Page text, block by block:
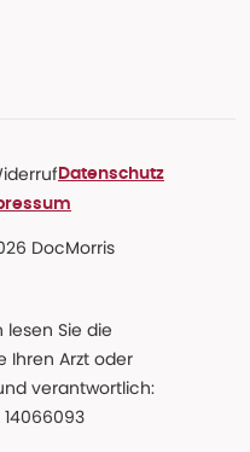
Datenschutz
DocMorris
lesen Sie die
Ihren Arzt oder
verantwortlich:
14066093